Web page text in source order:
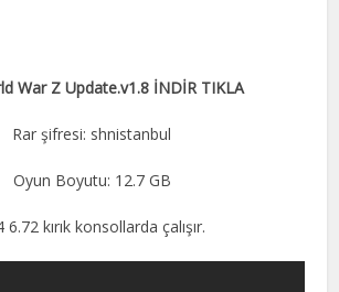
War Z Update.v1.8 İNDİR TIKLA
Rar şifresi: shnistanbul
Oyun Boyutu: 12.7 GB
6.72 kırık konsollarda çalışır.